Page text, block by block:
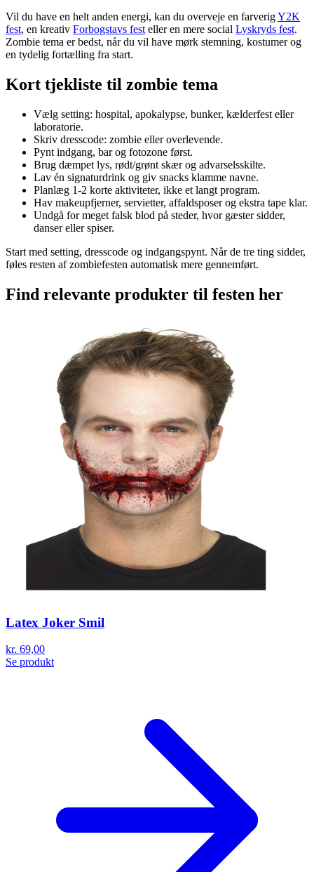
Vil du have en helt anden energi, kan du overveje en farverigY2K
fest, en kreativ Forbogstavs festeller en mere social Lyskryds fest.
Zombie tema er bedst, når du vil have mørk stemning, kostumer og
en tydelig fortælling fra start.
Kort tjekliste til zombie tema
Vælg setting: hospital, apokalypse, bunker, kælderfest eller
laboratorie.
Skriv dresscode: zombie eller overlevende.
Pynt indgang, bar og fotozone først.
Brug dæmpet lys, rødt/grønt skær og advarselsskilte.
Lav én signaturdrink og giv snacks klamme navne.
Planlæg 1-2 korte aktiviteter, ikke et langt program.
Hav makeupfjerner, servietter, affaldsposer og ekstra tape klar.
Undgå for meget falsk blod på steder, hvor gæster sidder,
danser eller spiser.
Start med setting, dresscode og indgangspynt. Når de tre ting sidder,
føles resten af zombiefesten automatisk mere gennemført.
Find relevante produkter til festen her
Latex Joker Smil
kr. 69,00
Se produkt